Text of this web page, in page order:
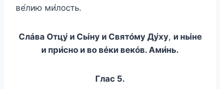
ве́лию ми́лость.
Слáва Отцу́ и Сы́ну и Святóму Ду́ху, и ны́не
и при́сно и во вéки векóв. Ами́нь.
Глас 5.